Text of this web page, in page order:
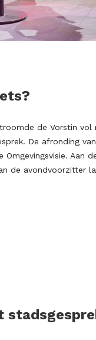
de Vorstin
De afronding
Omgevingsvisie. Aan
de avondvoorzitter